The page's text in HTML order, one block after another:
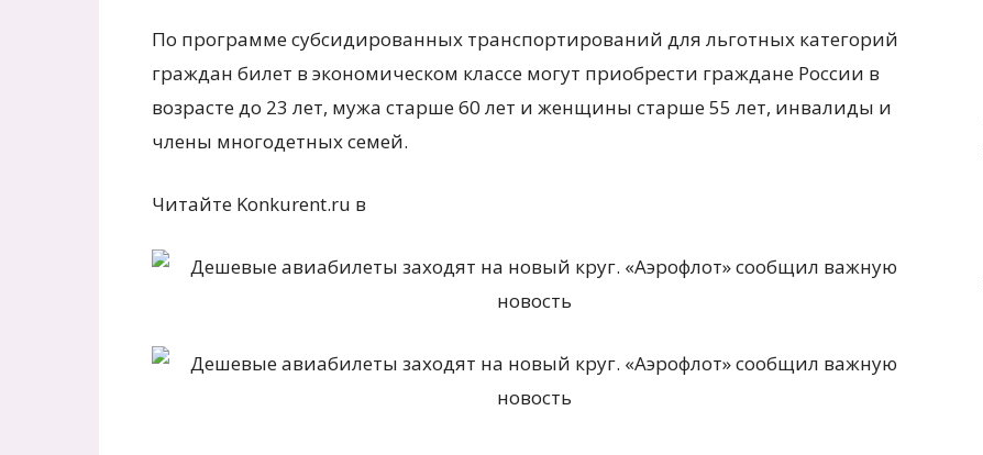
По программе субсидированных транспортирований для льготных категорий
граждан билет в экономическом классе могут приобрести граждане России в
возрасте до 23 лет, мужа старше 60 лет и женщины старше 55 лет, инвалиды и
члены многодетных семей.
Читайте Konkurent.ru в